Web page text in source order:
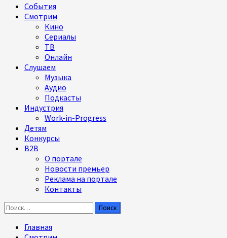
Основное
меню
События
Смотрим
Кино
Сериалы
ТВ
Онлайн
Слушаем
Музыка
Аудио
Подкасты
Индустрия
Work-in-Progress
Детям
Конкурсы
B2B
О портале
Новости премьер
Реклама на портале
Контакты
Найти:
Главная